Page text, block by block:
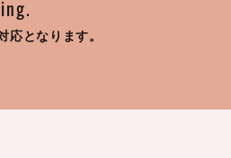
応となります。